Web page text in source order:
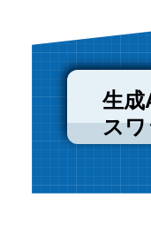
生成
ス